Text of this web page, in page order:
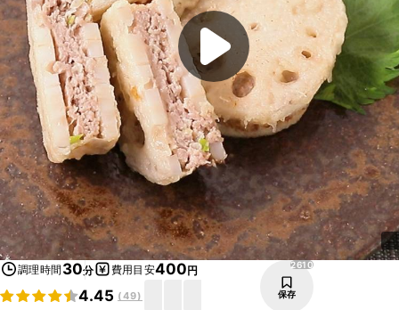
調理時間 30分 費用目安400円
4.45 (49)
2610
保存